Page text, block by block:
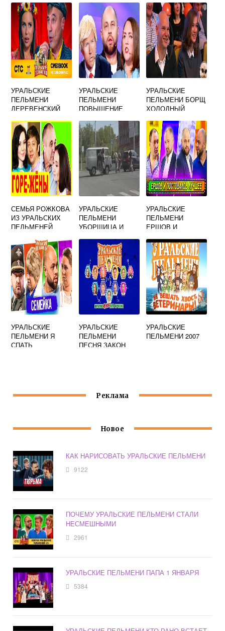
УРАЛЬСКИЕ
ПЕЛЬМЕНИ
ДЕРЕВЕНСКИЙ
УРАЛЬСКИЕ
ПЕЛЬМЕНИ
ПОВЫШЕНИЕ
УРАЛЬСКИЕ
ПЕЛЬМЕНИ БОРЩ
ХОЛОДНЫЙ
СЕМЬЯ РОЖКОВА
ИЗ УРАЛЬСКИХ
ПЕЛЬМЕНЕЙ
УРАЛЬСКИЕ
ПЕЛЬМЕНИ
УБОРЩИЦА И
УРАЛЬСКИЕ
ПЕЛЬМЕНИ
ЕРШОВ И
УРАЛЬСКИЕ
ПЕЛЬМЕНИ Я
СПАТЬ
УРАЛЬСКИЕ
ПЕЛЬМЕНИ
ПЕСНЯ ЗАКОН
УРАЛЬСКИЕ
ПЕЛЬМЕНИ 2007
Реклама
Новое
КАК НАРИСОВАТЬ УРАЛЬСКИЕ ПЕЛЬМЕНИ
9122
ПОЧЕМУ УРАЛЬСКИЕ ПЕЛЬМЕНИ СТАЛИ
НЕСМЕШНЫМИ
2961
УРАЛЬСКИЕ ПЕЛЬМЕНИ ПАПА 1 ЯНВАРЯ
5384